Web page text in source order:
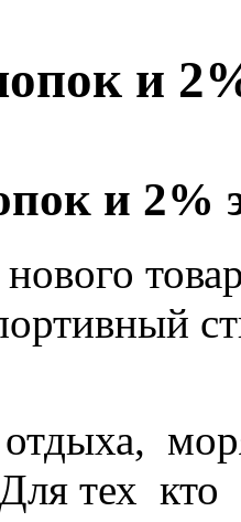
и
и 2%
тех кто